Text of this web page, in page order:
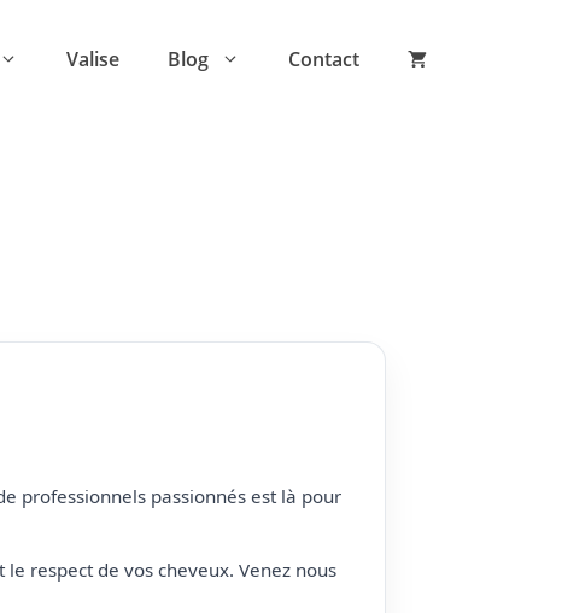
Valise Blog Contact
professionnels passionnés est là pour
respect de vos cheveux. Venez nous